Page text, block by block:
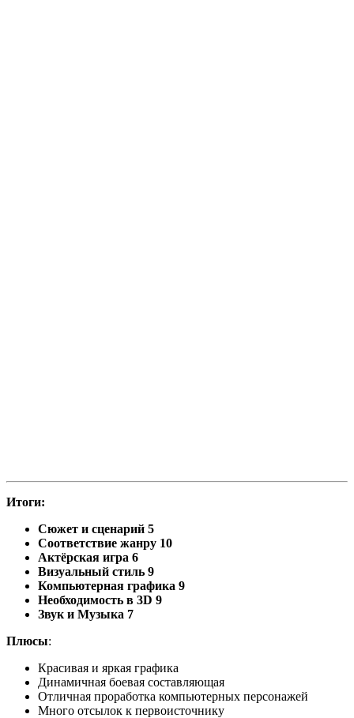
Итоги:
Сюжет и сценарий 5
Соответствие жанру 10
Актёрская игра 6
Визуальный стиль 9
Компьютерная графика 9
Необходимость в 3D 9
Звук и Музыка 7
Плюсы:
Красивая и яркая графика
Динамичная боевая составляющая
Отличная проработка компьютерных персонажей
Много отсылок к первоисточнику